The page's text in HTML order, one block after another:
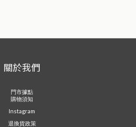
關於我們
門市據點
購物須知
Instagram
退換貨政策